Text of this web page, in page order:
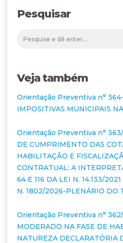
Pesquisar
Veja também
Orientação Preventiva n°
IMPOSITIVAS MUNICIPAIS
Orientação Preventiva n°
DE CUMPRIMENTO DAS
HABILITAÇÃO E
CONTRATUAL: A
64 E 116 DA LEI N. 14.133/
N. 1802/2026-PLENÁRIO DO
Orientação Preventiva n°
MODERADO NA FASE DE
NATUREZA DECLARATÓRIA